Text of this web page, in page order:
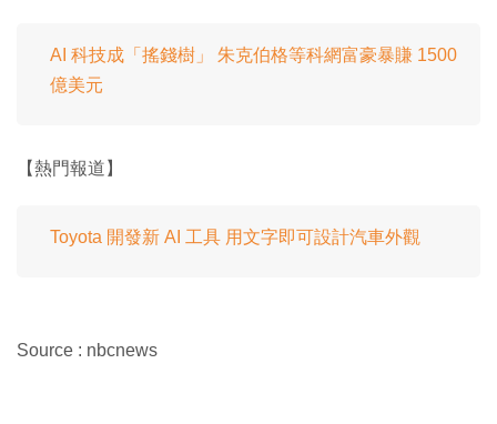
AI 科技成「搖錢樹」 朱克伯格等科網富豪暴賺 1500
億美元
【熱門報道】
Toyota 開發新 AI 工具 用文字即可設計汽車外觀
Source : nbcnews